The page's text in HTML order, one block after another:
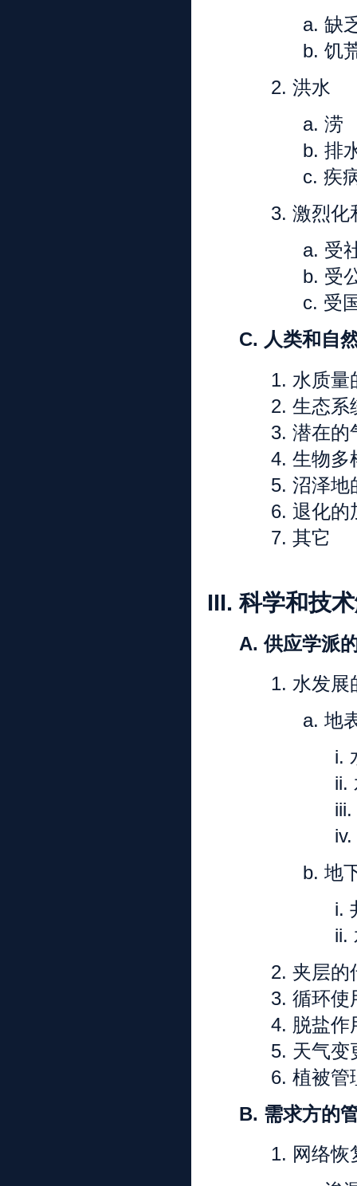
a. 缺
b. 饥
2. 洪水
a. 涝
b. 排
c. 疾
3. 激烈化
a. 受
b. 受
c. 受
C. 人类和自
1. 水质量
2. 生态系
3. 潜在的
4. 生物多
5. 沼泽地
6. 退化的
7. 其它
III. 科学和技
A. 供应学派
1. 水发展
a. 地
i.
ii.
iii.
iv.
b. 地
i.
ii.
2. 夹层的
3. 循环使
4. 脱盐作
5. 天气变
6. 植被管
B. 需求方的
1. 网络恢